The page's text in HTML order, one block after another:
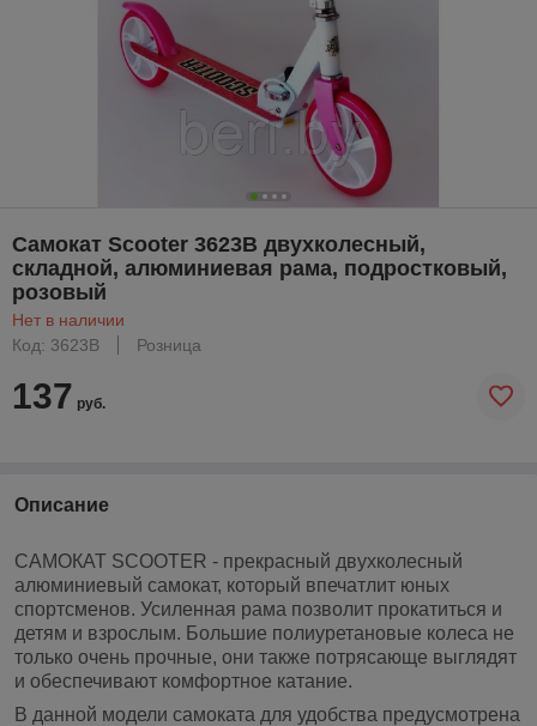
Самокат Scooter 3623B двухколесный,
складной, алюминиевая рама, подростковый,
розовый
Нет в наличии
Код: 3623B
Розница
137 руб.
Описание
САМОКАТ SCOOTER - прекрасный двухколесный
алюминиевый самокат, который впечатлит юных
спортсменов. Усиленная рама позволит прокатиться и
детям и взрослым. Большие полиуретановые колеса не
только очень прочные, они также потрясающе выглядят
и обеспечивают комфортное катание.
В данной модели самоката для удобства предусмотрена